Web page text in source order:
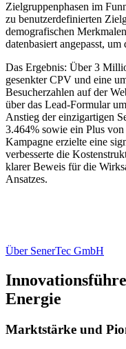
Zielgruppenphasen im
zu benutzerdefinierten
demografischen
datenbasiert angepasst,
Das Ergebnis: Über 3
gesenkter CPV und eine
Besucherzahlen auf der
über das Lead-Formular
Anstieg der einzigartigen
3.464% sowie ein Plus
Kampagne erzielte eine
verbesserte die
klarer Beweis für die
Ansatzes.
Über SenerTec GmbH
Energie
Marktstärke und